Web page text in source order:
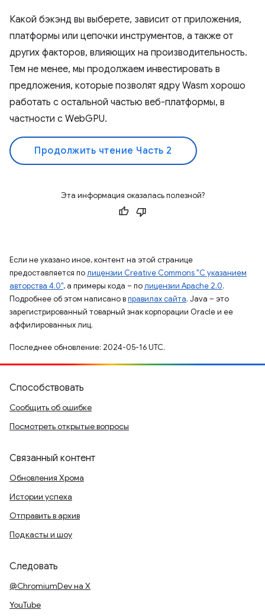
Какой бэкэнд вы выберете, зависит от приложения,
платформы или цепочки инструментов, а также от
других факторов, влияющих на производительность.
Тем не менее, мы продолжаем инвестировать в
предложения, которые позволят ядру Wasm хорошо
работать с остальной частью веб-платформы, в
частности с WebGPU.
Продолжить чтение Часть 2
Эта информация оказалась полезной?
Если не указано иное, контент на этой странице
предоставляется полицензии Creative Commons "С указанием
авторства 4.0", а примеры кода – полицензии Apache 2.0.
Подробнее об этом написано вправилах сайта. Java – это
зарегистрированный товарный знак корпорации Oracle и ее
аффилированных лиц.
Последнее обновление: 2024-05-16 UTC.
Способствовать
Сообщить об ошибке
Посмотреть открытые вопросы
Связанный контент
Обновления Хрома
Истории успеха
Отправить в архив
Подкасты и шоу
Следовать
@ChromiumDev на X
YouTube